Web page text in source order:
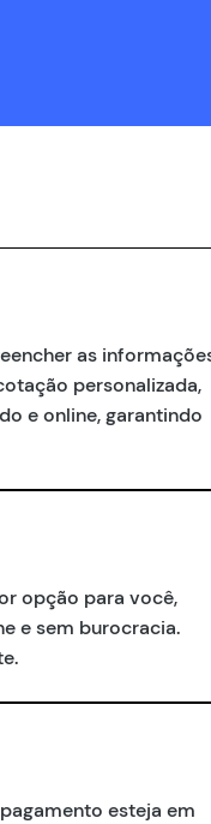
as
personalizada,
e online, garantindo
opção para você,
e sem burocracia.
esteja em